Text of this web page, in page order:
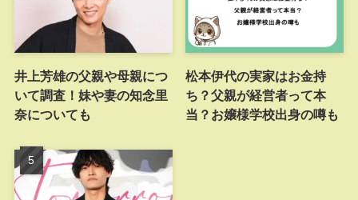
井上芳雄の父親や母親につ
いて調査！妹や妻の知念里
奈についても
松本伊代の実家はお金持
ち？父親が経営者って本
当？お嬢様学校出身の噂も